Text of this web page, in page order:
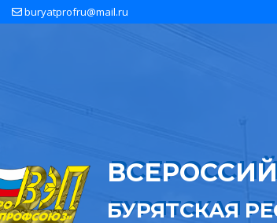
buryatprofru@mail.ru
БУРЯТСКАЯ